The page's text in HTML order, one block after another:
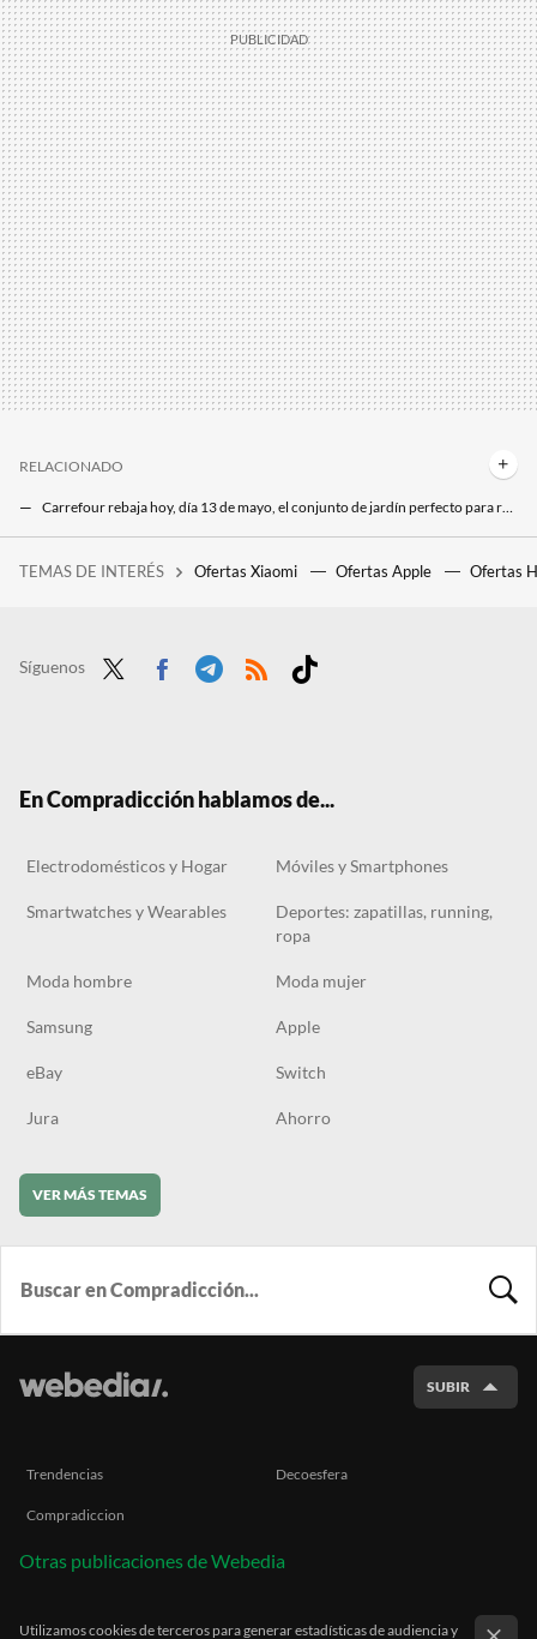
RELACIONADO
Carrefour rebaja hoy, día 13 de mayo, el conjunto de jardín perfecto para renovar la terraza por menos de 180 euros
TEMAS DE INTERÉS Ofertas Xiaomi Ofertas Apple Ofertas
Síguenos
En Compradicción hablamos de...
Electrodomésticos y Hogar Móviles y Smartphones
Smartwatches y Wearables
Deportes: zapatillas, running,
ropa
Moda hombre Moda mujer
Samsung Apple
eBay Switch
Jura Ahorro
VER MÁS TEMAS
SUBIR
Trendencias Decoesfera
Compradiccion
Otras publicaciones de Webedia
Utilizamos cookies de terceros para generar estadísticas de audiencia y